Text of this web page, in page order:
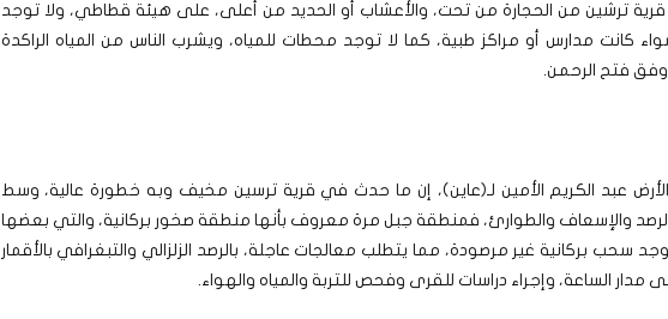
ترشين من الحجارة من تحت، والأعشاب أو الحديد من أعلى، على هيئة قطاطي، ولا توجد
كانت مدارس أو مراكز طبية، كما لا توجد محطات للمياه، ويشرب الناس من المياه الراكدة
فتح الرحمن.
عبد الكريم الأمين لـ(عاين)، إن ما حدث في قرية ترسين مخيف وبه خطورة عالية، وسط
والإسعاف والطوارئ، فمنطقة جبل مرة معروف بأنها منطقة صخور بركانية، والتي بعضها
سحب بركانية غير مرصودة، مما يتطلب معالجات عاجلة، بالرصد الزلزالي والتبغرافي بالأقمار
مدار الساعة، وإجراء دراسات للقرى وفحص للتربة والمياه والهواء.